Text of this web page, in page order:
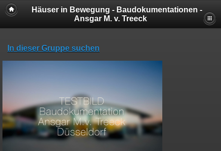
Häuser in Bewegung - Baudokumentationen -
Ansgar M. v. Treeck
In dieser Gruppe suchen